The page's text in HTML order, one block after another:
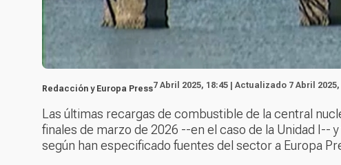
Redacción y Europa Press7 Abril 2025, 18:45 | Actualizado 7 Abril 2025,
Las últimas recargas de combustible de la central
finales de marzo de 2026 --en el caso de la Unidad I--
según han especificado fuentes del sector a Europa